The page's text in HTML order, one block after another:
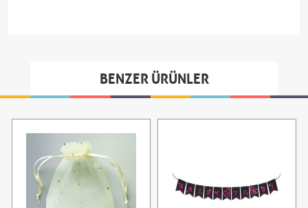
BENZER ÜRÜNLER